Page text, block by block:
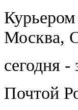
Курьером
Москва,
сегодня -
Почтой